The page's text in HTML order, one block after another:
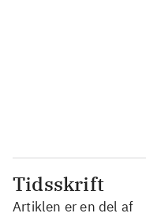
Tidsskrift
Artiklen er en del af